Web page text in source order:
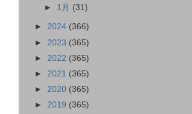
► 1月 (31)
► 2024 (366)
► 2023 (365)
► 2022 (365)
► 2021 (365)
► 2020 (365)
► 2019 (365)